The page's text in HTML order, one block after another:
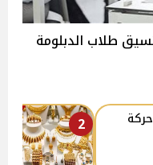
طلاب الدبلومة
2